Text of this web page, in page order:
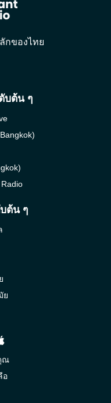
กของไทย
บต้น ๆ
ต้น ๆ
ย
ณ
อ